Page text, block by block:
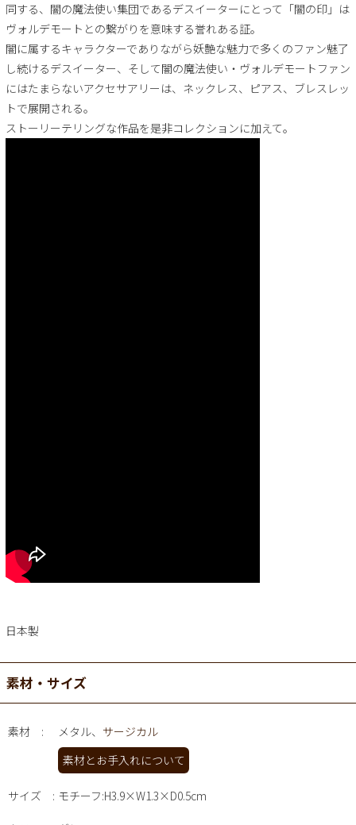
同する、闇の魔法使い集団であるデスイーターにとって「闇の印」は
ヴォルデモートとの繋がりを意味する誉れある証。
闇に属するキャラクターでありながら妖艶な魅力で多くのファン魅了
し続けるデスイーター、そして闇の魔法使い・ヴォルデモートファン
にはたまらないアクセサアリーは、ネックレス、ピアス、ブレスレッ
トで展開される。
ストーリーテリングな作品を是非コレクションに加えて。
日本製
素材・サイズ
素材 メタル、 サージカル
素材とお手入れについて
サイズ モチーフ:H3.9×W1.3×D0.5cm